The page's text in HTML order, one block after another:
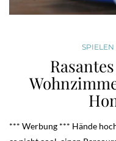
SPIELEN
*** Werbung *** Hände